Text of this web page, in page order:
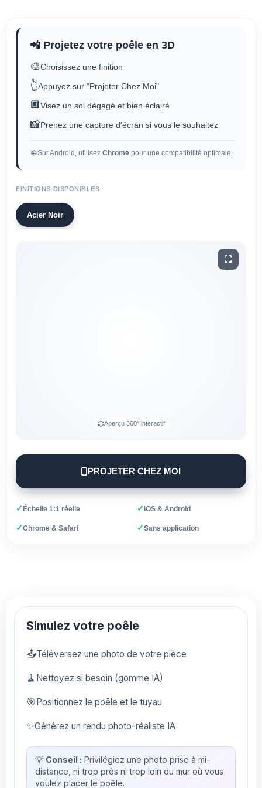
📲 Projetez votre poêle en 3D
🎨Choisissez une finition
👆Appuyez sur "Projeter Chez Moi"
🔲Visez un sol dégagé et bien éclairé
📸Prenez une capture d'écran si vous le souhaitez
🌐 Sur Android, utilisez Chrome pour une compatibilité optimale.
FINITIONS DISPONIBLES
Acier Noir
Aperçu 360° interactif
PROJETER CHEZ MOI
✓Échelle 1:1 réelle ✓iOS & Android
✓Chrome & Safari ✓Sans application
Simulez votre poêle
📤Téléversez une photo de votre pièce
🧹 Nettoyez si besoin (gomme IA)
🎯Positionnez le poêle et le tuyau
✨Générez un rendu photo-réaliste IA
💡 Conseil : Privilégiez une photo prise à mi-
distance, ni trop près ni trop loin du mur où vous
voulez placer le poêle.